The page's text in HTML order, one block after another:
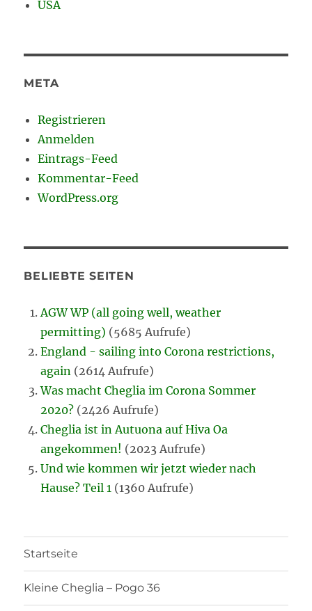
USA
META
Registrieren
Anmelden
Eintrags-Feed
Kommentar-Feed
WordPress.org
BELIEBTE SEITEN
AGW WP (all going well, weather
permitting) (5685 Aufrufe)
England - sailing into Corona restrictions,
again (2614 Aufrufe)
Was macht Cheglia im Corona Sommer
2020? (2426 Aufrufe)
Cheglia ist in Autuona auf Hiva Oa
angekommen! (2023 Aufrufe)
Und wie kommen wir jetzt wieder nach
Hause? Teil 1 (1360 Aufrufe)
Startseite
Kleine Cheglia – Pogo 36